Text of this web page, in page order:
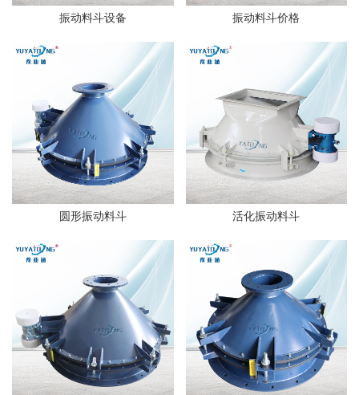
振动料斗设备 振动料斗价格
圆形振动料斗 活化振动料斗